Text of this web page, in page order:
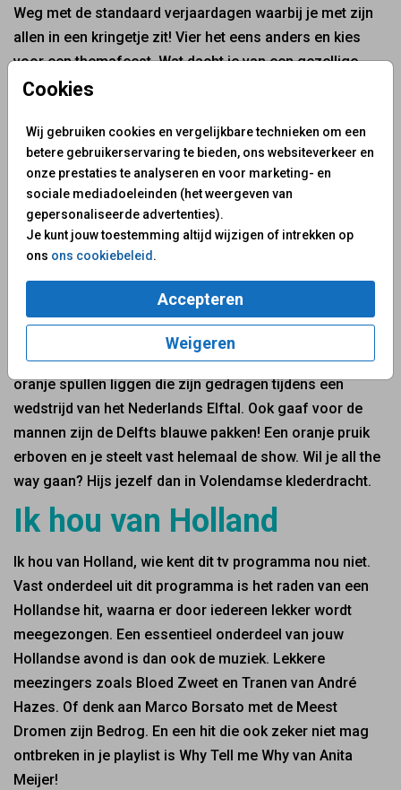
Cookies
Wij gebruiken cookies en vergelijkbare technieken om een
betere gebruikerservaring te bieden, ons websiteverkeer en
onze prestaties te analyseren en voor marketing- en
sociale mediadoeleinden (het weergeven van
gepersonaliseerde advertenties).
Je kunt jouw toestemming altijd wijzigen of intrekken op
ons ons cookiebeleid .
Accepteren
Weigeren
Weg met de standaard verjaardagen waarbij je met zijn
allen in een kringetje zit! Vier het eens anders en kies
voor een themafeest. Wat dacht je van een gezellige
Hollandse avond? Met al je vrienden en familie
biertje en een bitterbal. Leuk om op de tafels wat
Hollandse fotoprops neer te zitten. Dat worden
gegarandeerd hele gezellige feest foto's! Helemaal na
een aantal biertjes ;-)
Thema feest
Je bent er dus uit...je gaat een oer Hollands thema feest
organiseren. Maar wat nu? Wat trek je eigenlijk aan? Nou
geloof ons, er is echt genoeg inspiratie voor je
Hollandse outfit. Iedereen heeft op zolder vast nog wel
oranje spullen liggen die zijn gedragen tijdens een
wedstrijd van het Nederlands Elftal. Ook gaaf voor de
mannen zijn de Delfts blauwe pakken! Een oranje pruik
erboven en je steelt vast helemaal de show. Wil je all the
way gaan? Hijs jezelf dan in Volendamse klederdracht.
Ik hou van Holland
Ik hou van Holland, wie kent dit tv programma nou niet.
Vast onderdeel uit dit programma is het raden van een
Hollandse hit, waarna er door iedereen lekker wordt
meegezongen. Een essentieel onderdeel van jouw
Hollandse avond is dan ook de muziek. Lekkere
meezingers zoals Bloed Zweet en Tranen van André
Hazes. Of denk aan Marco Borsato met de Meest
Dromen zijn Bedrog. En een hit die ook zeker niet mag
ontbreken in je playlist is Why Tell me Why van Anita
Meijer!